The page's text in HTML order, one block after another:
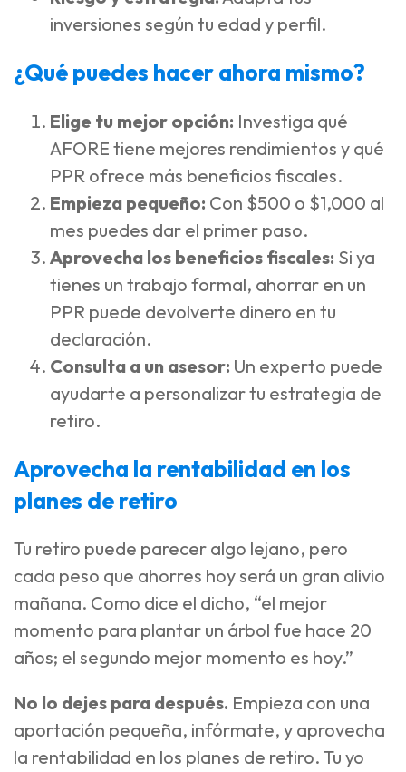
inversiones según tu edad y perfil.
¿Qué puedes hacer ahora mismo?
Elige tu mejor opción: Investiga qué
AFORE tiene mejores rendimientos y qué
PPR ofrece más beneficios fiscales.
Empieza pequeño: Con $500 o $1,000 al
mes puedes dar el primer paso.
Aprovecha los beneficios fiscales: Si ya
tienes un trabajo formal, ahorrar en un
PPR puede devolverte dinero en tu
declaración.
Consulta a un asesor: Un experto puede
ayudarte a personalizar tu estrategia de
retiro.
Aprovecha la rentabilidad en los
planes de retiro
Tu retiro puede parecer algo lejano, pero
cada peso que ahorres hoy será un gran alivio
mañana. Como dice el dicho, “el mejor
momento para plantar un árbol fue hace 20
años; el segundo mejor momento es hoy.”
No lo dejes para después. Empieza con una
aportación pequeña, infórmate, y aprovecha
la rentabilidad en los planes de retiro. Tu yo